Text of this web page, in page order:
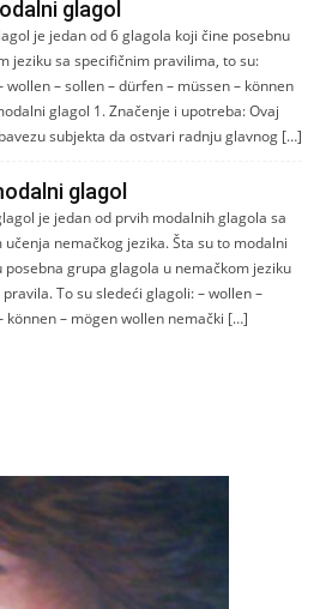
glagol
je jedan od 6 glagola koji čine posebnu
jeziku sa specifičnim pravilima, to su:
– sollen – dürfen – müssen – können
glagol 1. Značenje i upotreba: Ovaj
subjekta da ostvari radnju glavnog […]
glagol
je jedan od prvih modalnih glagola sa
nemačkog jezika. Šta su to modalni
grupa glagola u nemačkom jeziku
To su sledeći glagoli: – wollen –
können – mögen wollen nemački […]